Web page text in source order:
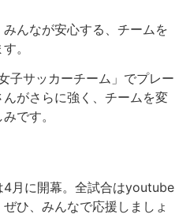
んなが安心する、チームを
。
子サッカーチーム」でプレー
がさらに強く、チームを変
です。
4月に開幕。全試合はyoutube
ひ、みんなで応援しましょ